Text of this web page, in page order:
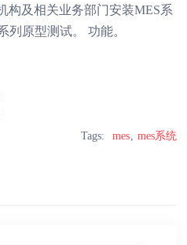
构及相关业务部门安装MES系
列原型测试。 功能。
Tags: mes mes系统